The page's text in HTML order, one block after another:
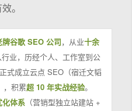
。
牌谷歌 SEO 公司，从业十余
业，历经个人、工作室到公
式成立云点 SEO（宿迁文韬
，积累超 10 年实战经验。
体系（营销型独立站建站 +